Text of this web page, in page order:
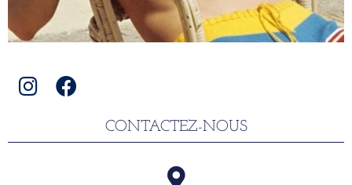
CONTACTEZ-NOUS